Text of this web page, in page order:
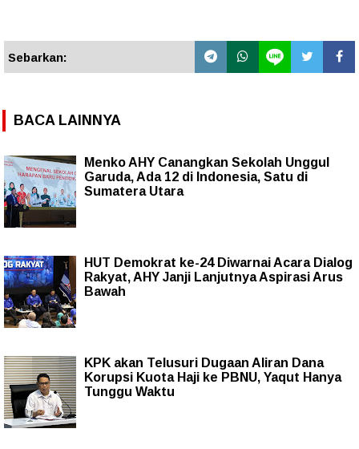
Sebarkan:
BACA LAINNYA
Menko AHY Canangkan Sekolah Unggul
Garuda, Ada 12 di Indonesia, Satu di
Sumatera Utara
HUT Demokrat ke-24 Diwarnai Acara Dialog
Rakyat, AHY Janji Lanjutnya Aspirasi Arus
Bawah
KPK akan Telusuri Dugaan Aliran Dana
Korupsi Kuota Haji ke PBNU, Yaqut Hanya
Tunggu Waktu